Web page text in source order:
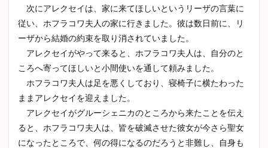
次にアレクセイは、家に来てほしいというリーザの言葉に
従い、ホフラコワ夫人の家に行きました。彼は数日前に、リ
ーザから結婚の約束を取り消されていました。
アレクセイがやって来ると、ホフラコワ夫人は、自分のと
ころへ寄ってほしいと小間使いを通して頼みました。
ホフラコワ夫人は足を悪くしており、寝椅子に横たわった
ままアレクセイを迎えました。
アレクセイがグルーシェニカのところから来たことを伝え
ると、ホフラコワ夫人は、皆を破滅させた彼女が今さら聖女
になったところで、何の得になるのだろうと非難し、自身も